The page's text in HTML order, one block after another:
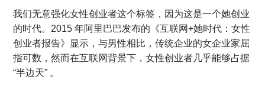
我们无意强化女性创业者这个标签，因为这是一个她创业
的时代。2015 年阿里巴巴发布的《互联网+她时代：女性
创业者报告》显示，与男性相比，传统企业的女企业家屈
指可数，然而在互联网背景下，女性创业者几乎能够占据
“半边天” 。